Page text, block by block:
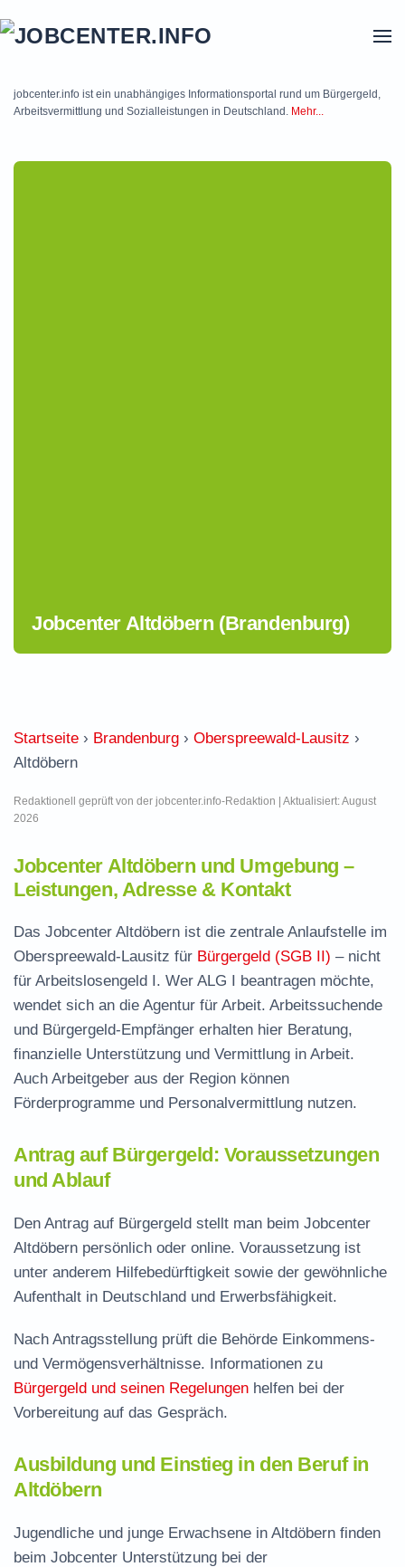
jobcenter.info ist ein unabhängiges Informationsportal rund um Bürgergeld,
Arbeitsvermittlung und Sozialleistungen in Deutschland. Mehr...
Jobcenter Altdöbern (Brandenburg)
Startseite › Brandenburg › Oberspreewald-Lausitz ›
Altdöbern
Redaktionell geprüft von der jobcenter.info-Redaktion | Aktualisiert: August
2026
Jobcenter Altdöbern und Umgebung –
Leistungen, Adresse & Kontakt
Das Jobcenter Altdöbern ist die zentrale Anlaufstelle im
Oberspreewald-Lausitz für Bürgergeld (SGB II) – nicht
für Arbeitslosengeld I. Wer ALG I beantragen möchte,
wendet sich an die Agentur für Arbeit. Arbeitssuchende
und Bürgergeld-Empfänger erhalten hier Beratung,
finanzielle Unterstützung und Vermittlung in Arbeit.
Auch Arbeitgeber aus der Region können
Förderprogramme und Personalvermittlung nutzen.
Antrag auf Bürgergeld: Voraussetzungen
und Ablauf
Den Antrag auf Bürgergeld stellt man beim Jobcenter
Altdöbern persönlich oder online. Voraussetzung ist
unter anderem Hilfebedürftigkeit sowie der gewöhnliche
Aufenthalt in Deutschland und Erwerbsfähigkeit.
Nach Antragsstellung prüft die Behörde Einkommens-
und Vermögensverhältnisse. Informationen zu
Bürgergeld und seinen Regelungen helfen bei der
Vorbereitung auf das Gespräch.
Ausbildung und Einstieg in den Beruf in
Altdöbern
Jugendliche und junge Erwachsene in Altdöbern finden
beim Jobcenter Unterstützung bei der